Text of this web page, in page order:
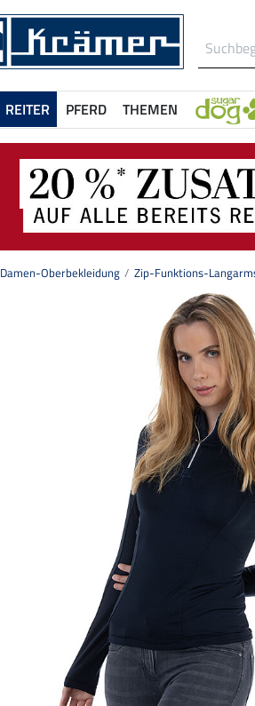
REITER PFERD THEMEN
Damen-Oberbekleidung Zip-Funktions-